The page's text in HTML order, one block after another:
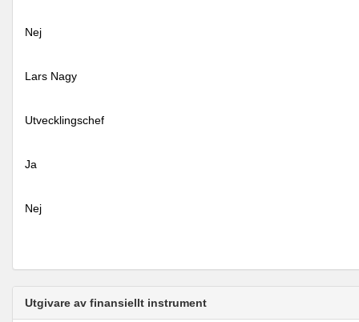
Nej
Lars Nagy
Utvecklingschef
Ja
Nej
Utgivare av finansiellt instrument